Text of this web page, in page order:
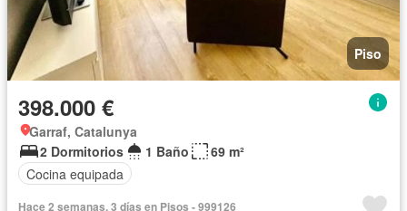
Piso
398.000 €
Garraf, Catalunya
2 Dormitorios
1 Baño
69 m²
Cocina equipada
Hace 2 semanas, 3 días en Pisos - 999126